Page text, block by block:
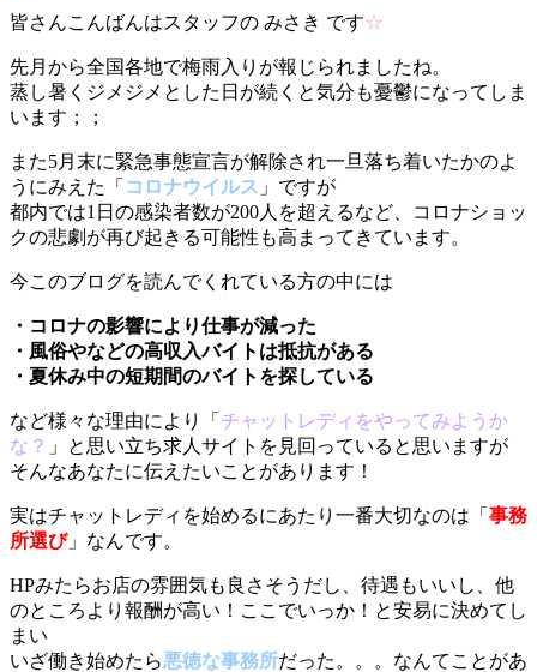
皆さんこんばんはスタッフの みさき です☆
先月から全国各地で梅雨入りが報じられましたね。
蒸し暑くジメジメとした日が続くと気分も憂鬱になってしま
います；；
また5月末に緊急事態宣言が解除され一旦落ち着いたかのよ
うにみえた「 コロナウイルス 」ですが
都内では1日の感染者数が200人を超えるなど、コロナショッ
クの悲劇が再び起きる可能性も高まってきています。
今このブログを読んでくれている方の中には
・コロナの影響により仕事が減った
・風俗やなどの高収入バイトは抵抗がある
・夏休み中の短期間のバイトを探している
など様々な理由により「 チャットレディをやってみようか
な？ 」と思い立ち求人サイトを見回っていると思いますが
そんなあなたに伝えたいことがあります！
実はチャットレディを始めるにあたり一番大切なのは「 事務
所選び」なんです。
HPみたらお店の雰囲気も良さそうだし、待遇もいいし、他
のところより報酬が高い！ここでいっか！と安易に決めてし
まい
いざ働き始めたら悪徳な事務所だった。。。なんてことがあ